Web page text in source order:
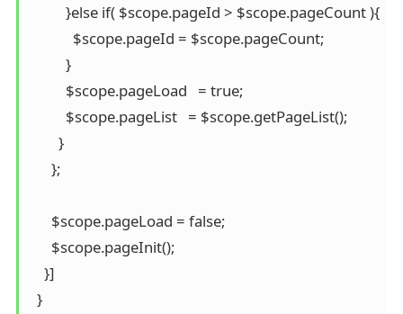
          }else if( $scope.pageId > $scope.pageCount ){
            $scope.pageId = $scope.pageCount;
          }
          $scope.pageLoad   = true;
          $scope.pageList   = $scope.getPageList();
        }
      };
      $scope.pageLoad = false;
      $scope.pageInit();
    }]
  }